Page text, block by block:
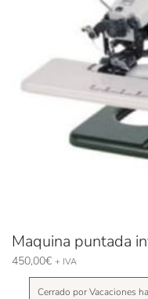
Maquina puntada
450,00€ + IVA
Cerrado por Vacaciones